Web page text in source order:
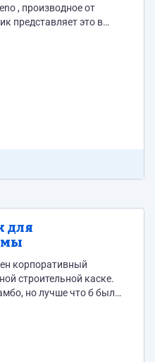
, производное от
представляет это в
и другой вариант. .
всех к
варианты. . 2
jpg) - то что
для
корпоративный
строительной каске.
но лучше что б был
Изобразить на
вперёд-вверх - сидя на